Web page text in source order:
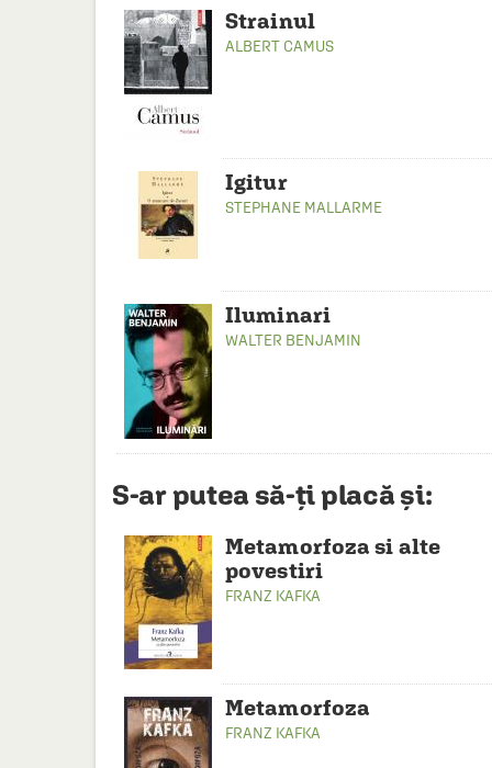
Strainul
ALBERT CAMUS
Igitur
STEPHANE MALLARME
Iluminari
WALTER BENJAMIN
S-ar putea să-ți placă și:
Metamorfoza si alte
povestiri
FRANZ KAFKA
Metamorfoza
FRANZ KAFKA